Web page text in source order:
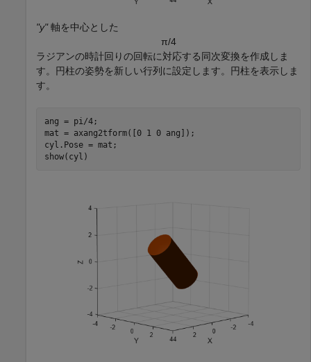
"y"軸を中心とした
π/4
ラジアンの時計回りの回転に対応する同次変換を作成しま
す。円柱の姿勢を新しい行列に設定します。円柱を表示しま
す。
ang = pi/4;
mat = axang2tform([0 1 0 ang]);
cyl.Pose = mat;
show(cyl)